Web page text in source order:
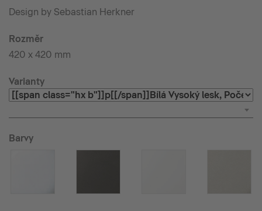
Design by Sebastian Herkner
Rozměr
420 x 420 mm
Varianty
Barvy